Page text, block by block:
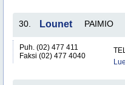
30. Lounet PAIMIO
Puh. (02) 477 411
Faksi (02) 477 4040